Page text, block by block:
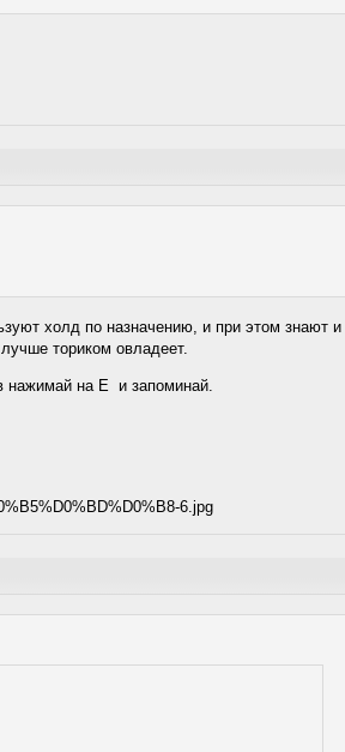
холд по назначению, и при этом знают и
ториком овладеет.
нажимай на Е и запоминай.